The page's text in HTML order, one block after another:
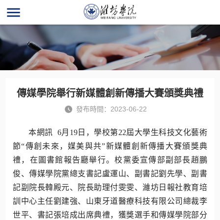
menu
傳媒學院舉行新媒體創新傳播大賽頒獎典禮
發布時間：2023-06-22
本網訊 6月19日，學校第22屆大學生科技文化藝術
節“傳創未來，媒美與共”新媒體創新傳播大賽頒獎典
禮，在圖書館報告廳舉行。校黨委宣傳部副部長趙鵬
俊、傳媒學院黨總支書記盧運山、副書記劉先學、副書
記副院長韓殿元、院長助理付雯雯、濰坊日報社教育培
訓中心主任劉建強、山東牙道醫療科技有限公司總裁李
世平、書記張培成出席典禮，獲獎選手和傳媒學院部分